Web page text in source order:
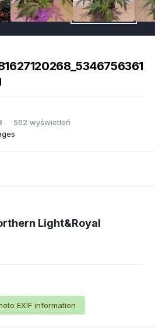
562 wyświetleń
Light&Royal
EXIF information